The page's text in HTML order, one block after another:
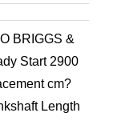
BRIGGS &
Start 2900
cm?
Length